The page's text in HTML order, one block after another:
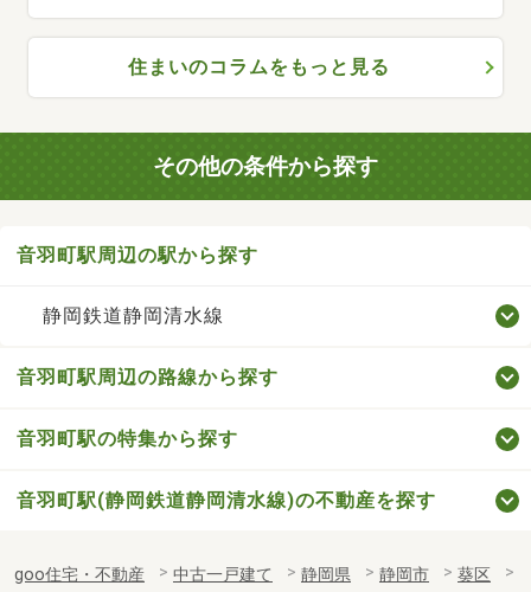
住まいのコラムをもっと見る
その他の条件から探す
音羽町駅周辺の駅から探す
静岡鉄道静岡清水線
音羽町駅周辺の路線から探す
音羽町駅の特集から探す
音羽町駅(静岡鉄道静岡清水線)の不動産を探す
goo住宅・不動産 中古一戸建て 静岡県 静岡市
葵区